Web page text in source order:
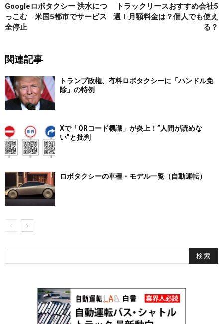
Googleロボタクシー 洪水につ
っこむ 米国5都市でサービス
全停止
トラックリースおすすめ会社5
選！月額料金は？個人でも使え
る？
関連記事
トランプ政権、有料ロボタクシーに「ハンドル免
除」の特例
Xで「QRコード標識」が炎上！”人間が読めな
い”と批判
ロボタクシーの車種・モデル一覧（自動運転）